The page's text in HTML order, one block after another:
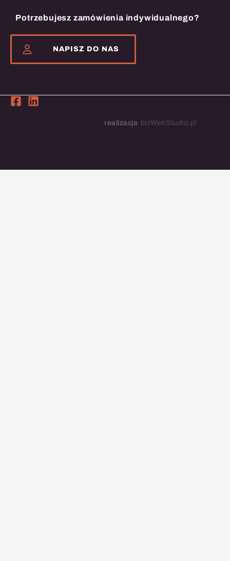
Potrzebujesz zamówienia indywidualnego?
NAPISZ DO NAS
realizacja bizWebStudio.pl